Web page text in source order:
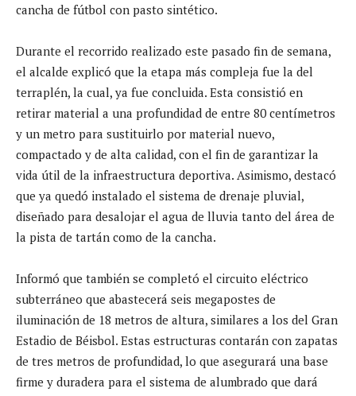
cancha de fútbol con pasto sintético.
Durante el recorrido realizado este pasado fin de semana,
el alcalde explicó que la etapa más compleja fue la del
terraplén, la cual, ya fue concluida. Esta consistió en
retirar material a una profundidad de entre 80 centímetros
y un metro para sustituirlo por material nuevo,
compactado y de alta calidad, con el fin de garantizar la
vida útil de la infraestructura deportiva. Asimismo, destacó
que ya quedó instalado el sistema de drenaje pluvial,
diseñado para desalojar el agua de lluvia tanto del área de
la pista de tartán como de la cancha.
Informó que también se completó el circuito eléctrico
subterráneo que abastecerá seis megapostes de
iluminación de 18 metros de altura, similares a los del Gran
Estadio de Béisbol. Estas estructuras contarán con zapatas
de tres metros de profundidad, lo que asegurará una base
firme y duradera para el sistema de alumbrado que dará